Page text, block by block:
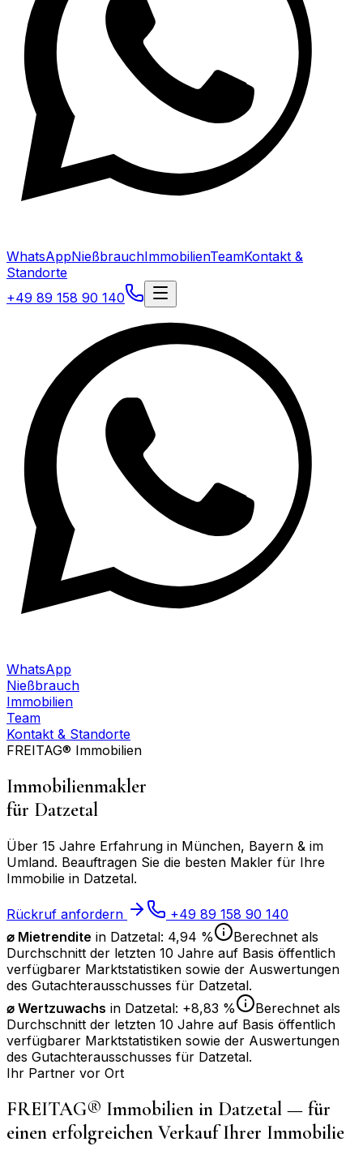
WhatsAppNießbrauchImmobilienTeamKontakt &
Standorte
+49 89 158 90 140
WhatsApp
Nießbrauch
Immobilien
Team
Kontakt & Standorte
FREITAG® Immobilien
Immobilienmakler
für Datzetal
Über 15 Jahre Erfahrung in München, Bayern & im
Umland. Beauftragen Sie die besten Makler für Ihre
Immobilie in Datzetal.
Rückruf anfordern
+49 89 158 90 140
⌀ Mietrendite in Datzetal: 4,94 %
Berechnet als
Durchschnitt der letzten 10 Jahre auf Basis öffentlich
verfügbarer Marktstatistiken sowie der Auswertungen
des Gutachterausschusses für Datzetal.
⌀ Wertzuwachs in Datzetal: +8,83 %
Berechnet als
Durchschnitt der letzten 10 Jahre auf Basis öffentlich
verfügbarer Marktstatistiken sowie der Auswertungen
des Gutachterausschusses für Datzetal.
Ihr Partner vor Ort
FREITAG® Immobilien in Datzetal — für
einen erfolgreichen Verkauf Ihrer Immobilie